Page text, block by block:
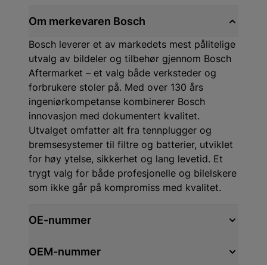
Om merkevaren Bosch
Bosch leverer et av markedets mest pålitelige
utvalg av bildeler og tilbehør gjennom Bosch
Aftermarket – et valg både verksteder og
forbrukere stoler på. Med over 130 års
ingeniørkompetanse kombinerer Bosch
innovasjon med dokumentert kvalitet.
Utvalget omfatter alt fra tennplugger og
bremsesystemer til filtre og batterier, utviklet
for høy ytelse, sikkerhet og lang levetid. Et
trygt valg for både profesjonelle og bilelskere
som ikke går på kompromiss med kvalitet.
OE-nummer
OEM-nummer